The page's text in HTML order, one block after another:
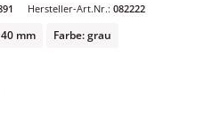
Hersteller-Art.Nr.: 082222
mm Farbe: grau